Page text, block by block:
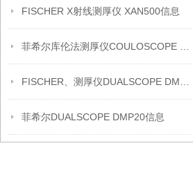
FISCHER X射线测厚仪 XAN500信息
菲希尔DUALSCOPE DMP20信息